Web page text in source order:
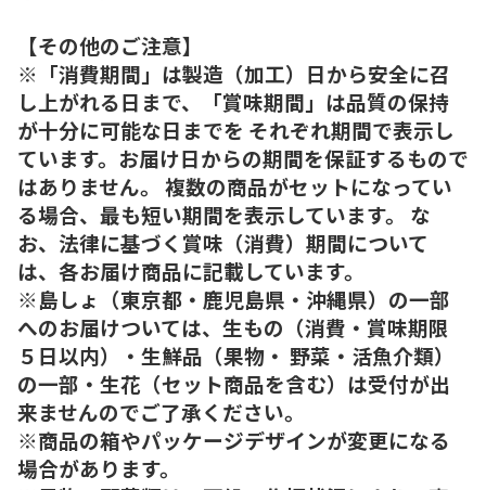
【その他のご注意】
※「消費期間」は製造（加工）日から安全に召
し上がれる日まで、「賞味期間」は品質の保持
が十分に可能な日までを それぞれ期間で表示し
ています。お届け日からの期間を保証するもので
はありません。 複数の商品がセットになってい
る場合、最も短い期間を表示しています。 な
お、法律に基づく賞味（消費）期間について
は、各お届け商品に記載しています。
※島しょ（東京都・鹿児島県・沖縄県）の一部
へのお届けついては、生もの（消費・賞味期限
５日以内）・生鮮品（果物・ 野菜・活魚介類）
の一部・生花（セット商品を含む）は受付が出
来ませんのでご了承ください。
※商品の箱やパッケージデザインが変更になる
場合があります。